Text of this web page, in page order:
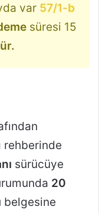
var 57/1-b
süresi 15
rehberinde
sürücüye
20
belgesine